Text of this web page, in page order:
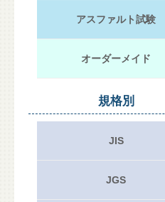
アスファルト試験
オーダーメイド
規格別
JIS
JGS